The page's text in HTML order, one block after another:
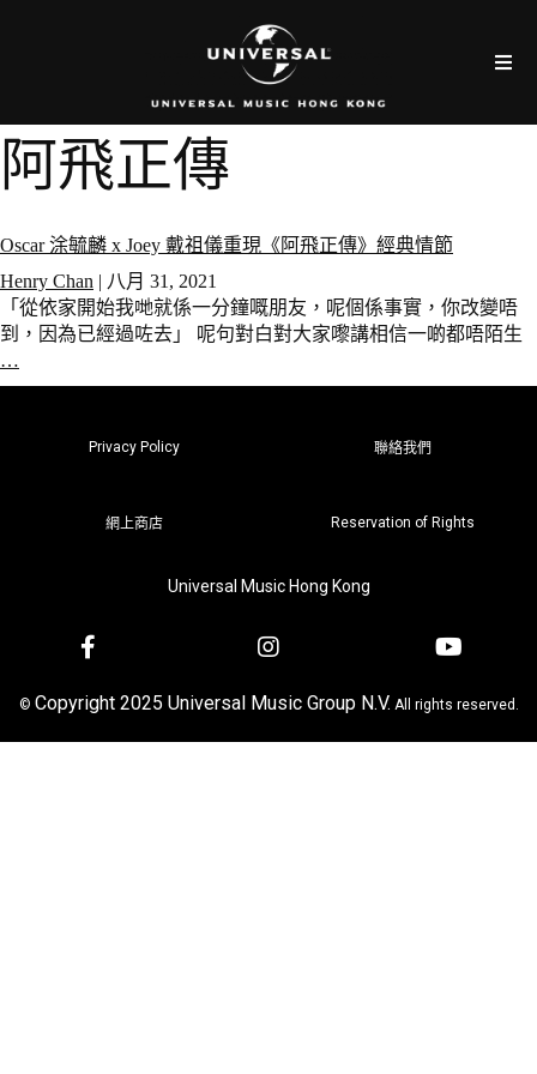
阿飛正傳
Oscar 涂毓麟 x Joey 戴祖儀重現《阿飛正傳》經典情節
Henry Chan | 八月 31, 2021
「從依家開始我哋就係一分鐘嘅朋友，呢個係事實，你改變唔
到，因為已經過咗去」 呢句對白對大家嚟講相信一啲都唔陌生
…
Privacy Policy 聯絡我們
網上商店 Reservation of Rights
Universal Music Hong Kong
© Copyright 2025 Universal Music Group N.V. All rights reserved.